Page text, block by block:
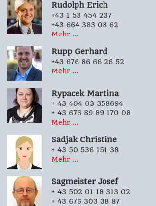
Rudolph Erich
+43 1 53 454 237
+43 664 383 08 62
Mehr …
Rupp Gerhard
+43 676 86 66 26 52
Mehr …
Rypacek Martina
+ 43 404 03 358694
+ 43 676 89 89 170 08
Mehr …
Sadjak Christine
+ 43 50 536 151 38
Mehr …
Sagmeister Josef
+ 43 502 01 18 313 02
+ 43 676 303 38 87